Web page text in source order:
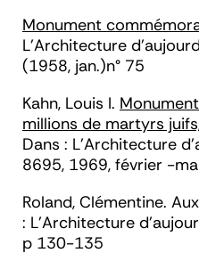
Monument
L'Architecture
(1958, jan.)n° 75
Kahn, Louis I.
millions de martyrs
Dans : L'Architecture
8695, 1969, février -
Roland, Clémentine.
: L'Architecture
p 130-135